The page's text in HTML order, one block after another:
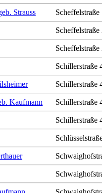
Strauss Scheffelstraße
Scheffelstraße
Scheffelstraße
Schillerstraße
Schillerstraße
Kaufmann Schillerstraße
Schillerstraße